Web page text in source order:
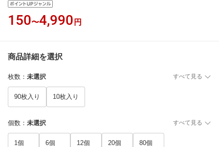
150〜4,990 円
商品詳細を選択
枚数 ： 未選択 すべて見る
90枚入り 10枚入り
個数 ： 未選択 すべて見る
1個 6個 12個 20個 80個